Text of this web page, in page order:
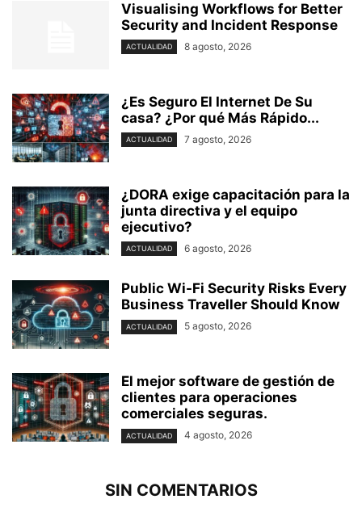
Visualising Workflows for Better
Security and Incident Response
ACTUALIDAD 8 agosto, 2026
¿Es Seguro El Internet De Su
casa? ⁢¿Por qué Más Rápido...
ACTUALIDAD 7 agosto, 2026
¿DORA exige capacitación para la
junta directiva y el equipo
ejecutivo?
ACTUALIDAD 6 agosto, 2026
Public Wi-Fi Security Risks Every
Business Traveller Should Know
ACTUALIDAD 5 agosto, 2026
El mejor software de gestión de
clientes para operaciones
comerciales seguras.
ACTUALIDAD 4 agosto, 2026
SIN COMENTARIOS